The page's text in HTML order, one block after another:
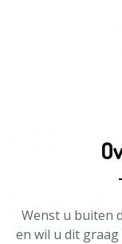
Wenst u buiten
en wil u dit